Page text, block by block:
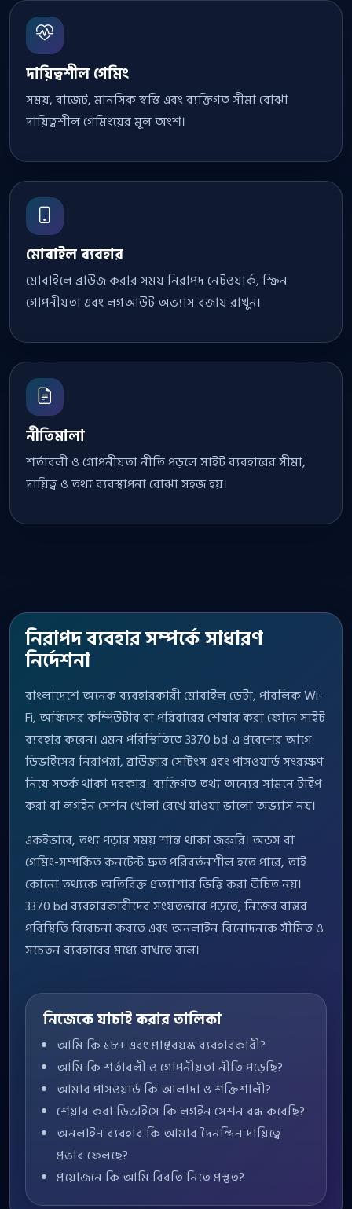
দায়িত্বশীল গেমিং
সময়, বাজেট, মানসিক স্বস্তি এবং ব্যক্তিগত সীমা বোঝা
দায়িত্বশীল গেমিংয়ের মূল অংশ।
মোবাইল ব্যবহার
মোবাইলে ব্রাউজ করার সময় নিরাপদ নেটওয়ার্ক, স্ক্রিন
গোপনীয়তা এবং লগআউট অভ্যাস বজায় রাখুন।
নীতিমালা
শর্তাবলী ও গোপনীয়তা নীতি পড়লে সাইট ব্যবহারের সীমা,
দায়িত্ব ও তথ্য ব্যবস্থাপনা বোঝা সহজ হয়।
নিরাপদ ব্যবহার সম্পর্কে সাধারণ
নির্দেশনা
বাংলাদেশে অনেক ব্যবহারকারী মোবাইল ডেটা, পাবলিক Wi-
Fi, অফিসের কম্পিউটার বা পরিবারের শেয়ার করা ফোনে সাইট
ব্যবহার করেন। এমন পরিস্থিতিতে 3370 bd-এ প্রবেশের আগে
ডিভাইসের নিরাপত্তা, ব্রাউজার সেটিংস এবং পাসওয়ার্ড সংরক্ষণ
নিয়ে সতর্ক থাকা দরকার। ব্যক্তিগত তথ্য অন্যের সামনে টাইপ
করা বা লগইন সেশন খোলা রেখে যাওয়া ভালো অভ্যাস নয়।
একইভাবে, তথ্য পড়ার সময় শান্ত থাকা জরুরি। অডস বা
গেমিং-সম্পর্কিত কনটেন্ট দ্রুত পরিবর্তনশীল হতে পারে, তাই
কোনো তথ্যকে অতিরিক্ত প্রত্যাশার ভিত্তি করা উচিত নয়।
3370 bd ব্যবহারকারীদের সংযতভাবে পড়তে, নিজের বাস্তব
পরিস্থিতি বিবেচনা করতে এবং অনলাইন বিনোদনকে সীমিত ও
সচেতন ব্যবহারের মধ্যে রাখতে বলে।
নিজেকে যাচাই করার তালিকা
আমি কি ১৮+ এবং প্রাপ্তবয়স্ক ব্যবহারকারী?
আমি কি শর্তাবলী ও গোপনীয়তা নীতি পড়েছি?
আমার পাসওয়ার্ড কি আলাদা ও শক্তিশালী?
শেয়ার করা ডিভাইসে কি লগইন সেশন বন্ধ করেছি?
অনলাইন ব্যবহার কি আমার দৈনন্দিন দায়িত্বে
প্রভাব ফেলছে?
প্রয়োজনে কি আমি বিরতি নিতে প্রস্তুত?